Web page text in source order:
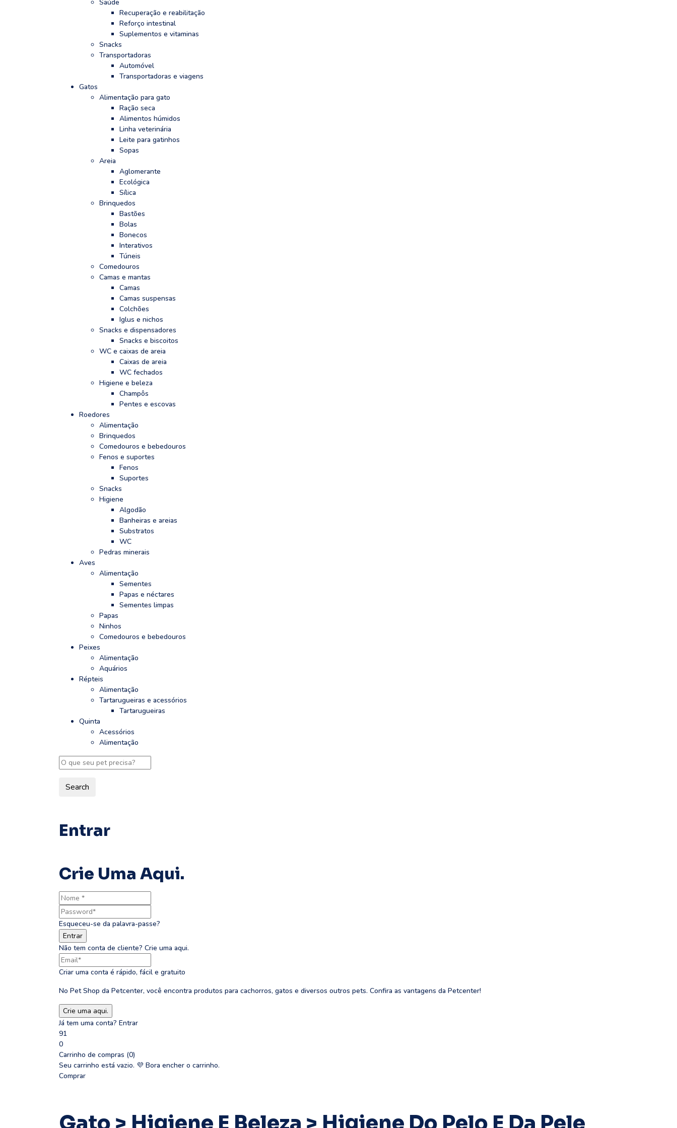
Saúde
Recuperação e reabilitação
Reforço intestinal
Suplementos e vitaminas
Snacks
Transportadoras
Automóvel
Transportadoras e viagens
Gatos
Alimentação para gato
Ração seca
Alimentos húmidos
Linha veterinária
Leite para gatinhos
Sopas
Areia
Aglomerante
Ecológica
Sílica
Brinquedos
Bastões
Bolas
Bonecos
Interativos
Túneis
Comedouros
Camas e mantas
Camas
Camas suspensas
Colchões
Iglus e nichos
Snacks e dispensadores
Snacks e biscoitos
WC e caixas de areia
Caixas de areia
WC fechados
Higiene e beleza
Champôs
Pentes e escovas
Roedores
Alimentação
Brinquedos
Comedouros e bebedouros
Fenos e suportes
Fenos
Suportes
Snacks
Higiene
Algodão
Banheiras e areias
Substratos
WC
Pedras minerais
Aves
Alimentação
Sementes
Papas e néctares
Sementes limpas
Papas
Ninhos
Comedouros e bebedouros
Peixes
Alimentação
Aquários
Répteis
Alimentação
Tartarugueiras e acessórios
Tartarugueiras
Quinta
Acessórios
Alimentação
Search
Entrar
Crie Uma Aqui.
Esqueceu-se da palavra-passe?
Não tem conta de cliente? Crie uma aqui.
Criar uma conta é rápido, fácil e gratuito
No Pet Shop da Petcenter, você encontra produtos para cachorros, gatos e diversos outros pets. Confira as vantagens da Petcenter!
Já tem uma conta? Entrar
91
0
Carrinho de compras (0)
Seu carrinho está vazio. 💜 Bora encher o carrinho.
Comprar